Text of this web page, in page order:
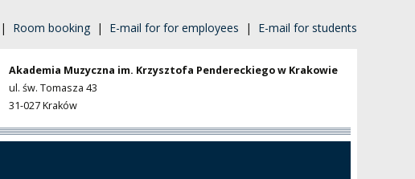
| Room booking | E-mail for for employees | E-mail for students
Akademia Muzyczna im. Krzysztofa Pendereckiego w Krakowie
ul. św. Tomasza 43
31-027 Kraków